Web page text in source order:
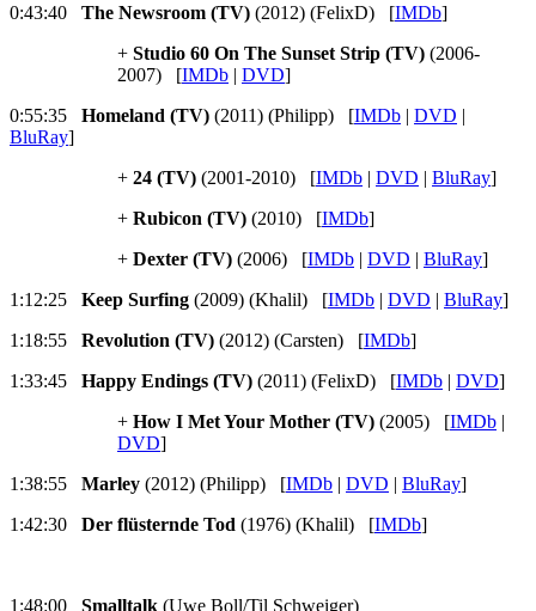
0:43:40 The Newsroom (TV) (2012) (FelixD) [IMDb]
+ Studio 60 On The Sunset Strip (TV) (2006-
2007) [IMDb | DVD]
0:55:35 Homeland (TV) (2011) (Philipp) [IMDb | DVD |
BluRay]
+ 24 (TV) (2001-2010) [IMDb | DVD | BluRay]
+ Rubicon (TV) (2010) [IMDb]
+ Dexter (TV) (2006) [IMDb | DVD | BluRay]
1:12:25 Keep Surfing (2009) (Khalil) [IMDb | DVD | BluRay]
1:18:55 Revolution (TV) (2012) (Carsten) [IMDb]
1:33:45 Happy Endings (TV) (2011) (FelixD) [IMDb | DVD]
+ How I Met Your Mother (TV) (2005) [IMDb |
DVD]
1:38:55 Marley (2012) (Philipp) [IMDb | DVD | BluRay]
1:42:30 Der flüsternde Tod (1976) (Khalil) [IMDb]
1:48:00 Smalltalk (Uwe Boll/Til Schweiger)